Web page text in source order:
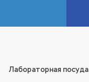
Лабораторная посуда